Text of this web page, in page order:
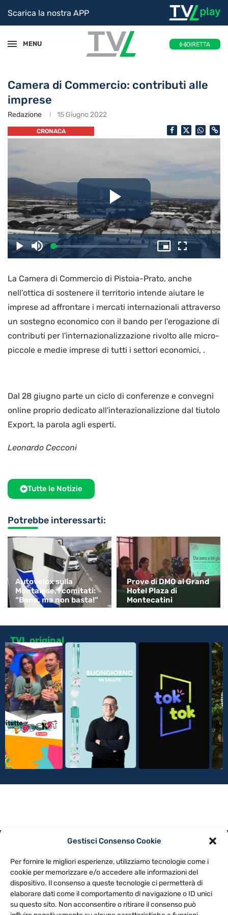
Gestisci Consenso Cookie
Per fornire le migliori esperienze, utilizziamo tecnologie come i
cookie per memorizzare e/o accedere alle informazioni del
dispositivo. Il consenso a queste tecnologie ci permetterà di
elaborare dati come il comportamento di navigazione o ID unici
su questo sito. Non acconsentire o ritirare il consenso può
Scarica la nostra APP
MENU DIRETTA
Camera di Commercio: contributi alle
imprese
Redazione 15 Giugno 2022
CRONACA
il
video
PlayDisattiva
l’audio
Caricato:
4.45%
Picture-
in-
Schermo
intero
La Camera di Commercio di Pistoia-Prato, anche
nell'ottica di sostenere il territorio intende aiutare le
imprese ad affrontare i mercati internazionali attraverso
un sostegno economico con il bando per l'erogazione di
contributi per l'internazionalizzazione rivolto alle micro-
piccole e medie imprese di tutti i settori economici, .
Dal 28 giugno parte un ciclo di conferenze e convegni
online proprio dedicato all'interazionalizzione dal tiutolo
Export, la parola agli esperti.
Leonardo Cecconi
Tutte le Notizie
Potrebbe interessarti:
Autovelox sulla
Montalese, i comitati:
“Bene, ma non basta!”
Prove di DMO al Grand
Hotel Plaza di
Montecatini
TVL original
NOTE LEGALI
CONTATTACI PREFERENZE
TV LIBERA S.P.A.
Via Monteleonese 95/21 – 51100 Pistoia (PT)
Tel. 0573.9136 / Fax 0573.913615